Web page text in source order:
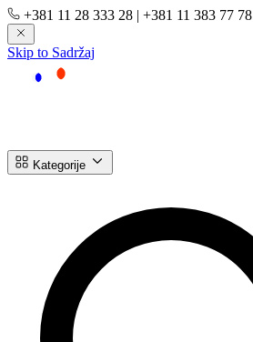
+381 11 28 333 28 | +381 11 383 77 78
Skip to Sadržaj
Kategorije